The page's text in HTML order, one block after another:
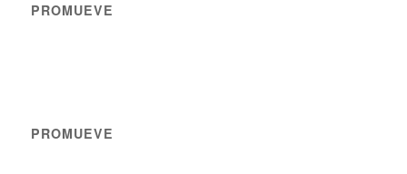
PROMUEVE
PROMUEVE